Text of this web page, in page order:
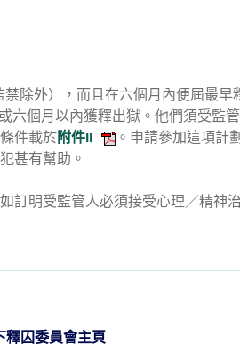
除外），而且在六個月內便屆最
個月以內獲釋出獄。他們須受
件載於附件II
。申請參加這項計
甚有幫助。
訂明受監管人必須接受心理／精神
釋囚委員會主頁